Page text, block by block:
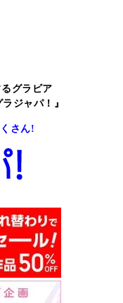
グラビア
ジャパ！』
さん!